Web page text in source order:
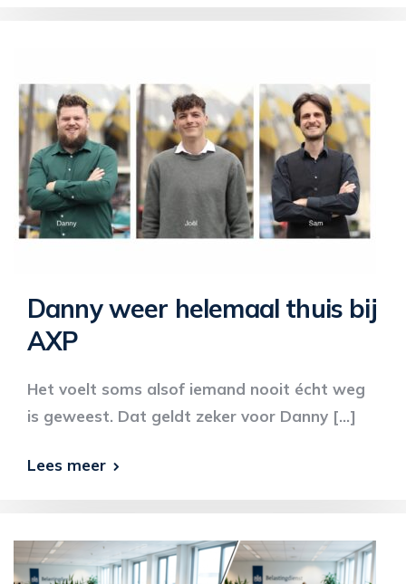
Danny weer helemaal thuis bij
AXP
Het voelt soms alsof iemand nooit écht weg
is geweest. Dat geldt zeker voor Danny […]
Lees meer